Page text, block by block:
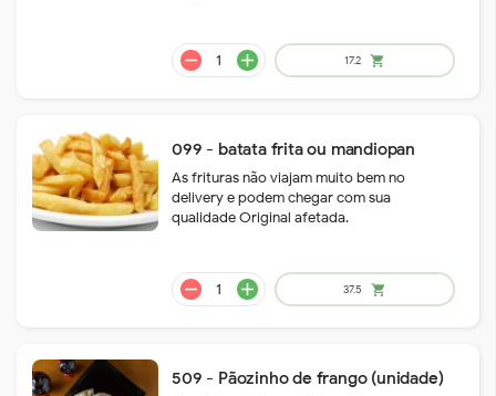
remove add
099 - batata frita ou mandiopan
As frituras não viajam muito bem no
delivery e podem chegar com sua
qualidade Original afetada.
509 - Pãozinho de frango (unidade)